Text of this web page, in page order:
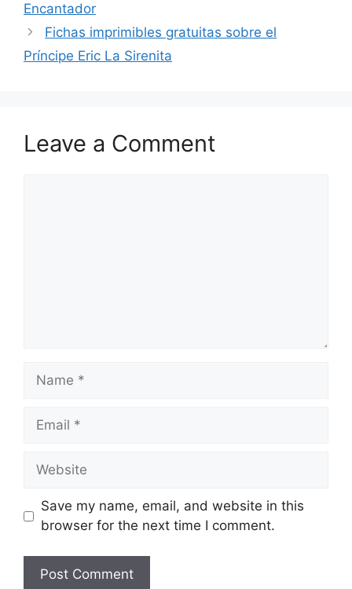
Encantador
Fichas imprimibles gratuitas sobre el
Príncipe Eric La Sirenita
Leave a Comment
Name
Email
Website
Save my name, email, and website in this
browser for the next time I comment.